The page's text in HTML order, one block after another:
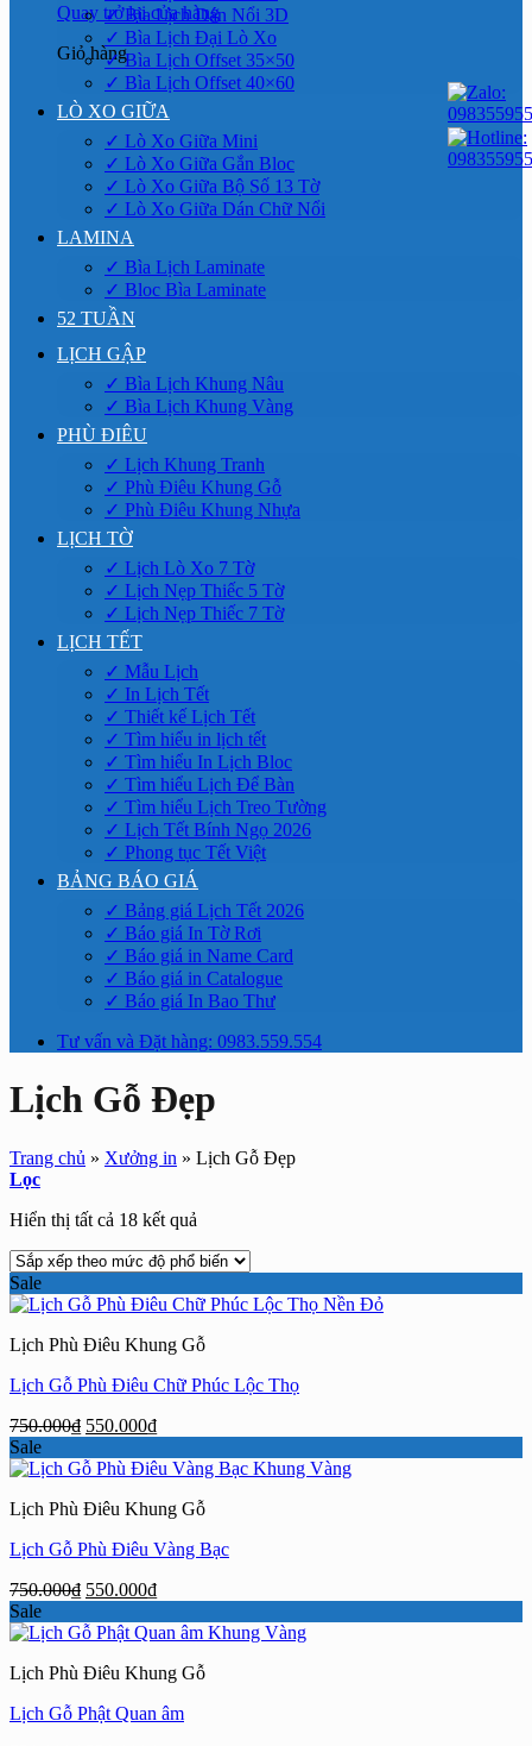
Quay trở lại cửa hàng
Giỏ hàng
✓ Bìa Lịch Dán Nổi 3D
✓ Bìa Lịch Đại Lò Xo
✓ Bìa Lịch Offset 35×50
✓ Bìa Lịch Offset 40×60
LÒ XO GIỮA
✓ Lò Xo Giữa Mini
✓ Lò Xo Giữa Gắn Bloc
✓ Lò Xo Giữa Bộ Số 13 Tờ
✓ Lò Xo Giữa Dán Chữ Nổi
LAMINA
✓ Bìa Lịch Laminate
✓ Bloc Bìa Laminate
52 TUẦN
LỊCH GẬP
✓ Bìa Lịch Khung Nâu
✓ Bìa Lịch Khung Vàng
PHÙ ĐIÊU
✓ Lịch Khung Tranh
✓ Phù Điêu Khung Gỗ
✓ Phù Điêu Khung Nhựa
LỊCH TỜ
✓ Lịch Lò Xo 7 Tờ
✓ Lịch Nẹp Thiếc 5 Tờ
✓ Lịch Nẹp Thiếc 7 Tờ
LỊCH TẾT
✓ Mẫu Lịch
✓ In Lịch Tết
✓ Thiết kế Lịch Tết
✓ Tìm hiểu in lịch tết
✓ Tìm hiểu In Lịch Bloc
✓ Tìm hiểu Lịch Để Bàn
✓ Tìm hiểu Lịch Treo Tường
✓ Lịch Tết Bính Ngọ 2026
✓ Phong tục Tết Việt
BẢNG BÁO GIÁ
✓ Bảng giá Lịch Tết 2026
✓ Báo giá In Tờ Rơi
✓ Báo giá in Name Card
✓ Báo giá in Catalogue
✓ Báo giá In Bao Thư
Tư vấn và Đặt hàng: 0983.559.554
Lịch Gỗ Đẹp
Trang chủ » Xưởng in » Lịch Gỗ Đẹp
Lọc
Hiển thị tất cả 18 kết quả
xếp
mức
phổ
Sale
Lịch Phù Điêu Khung Gỗ
Lịch Gỗ Phù Điêu Chữ Phúc Lộc Thọ
750.000₫ Giá
là:
550.000₫Giá
tại
550.000₫.
Sale
Lịch Phù Điêu Khung Gỗ
Lịch Gỗ Phù Điêu Vàng Bạc
750.000₫ Giá
là:
550.000₫Giá
tại
550.000₫.
Sale
Lịch Phù Điêu Khung Gỗ
Lịch Gỗ Phật Quan âm